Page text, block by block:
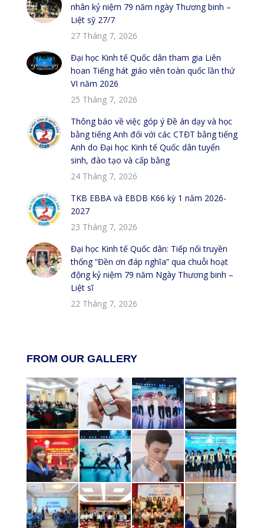
nhân kỷ niệm 79 năm ngày Thương binh –
Liệt sỹ 27/7
27 Tháng 7, 2026
Đại học Kinh tế Quốc dân tham gia Liên
hoan Tiếng hát giáo viên toàn quốc lần thứ
VI năm 2026
25 Tháng 7, 2026
Thông báo về việc góp ý Đề án dạy và học
bằng tiếng Anh đối với các CTĐT bằng tiếng
Anh do Đại học Kinh tế Quốc dân tuyển
sinh, đào tạo và cấp bằng
24 Tháng 7, 2026
TKB EBBA và EBDB K66 kỳ 1 năm 2026-
2027
23 Tháng 7, 2026
Đại học Kinh tế Quốc dân: Tiếp nối truyền
thống “Đền ơn đáp nghĩa” qua chuỗi hoạt
động kỷ niệm 79 năm Ngày Thương binh –
Liệt sĩ
22 Tháng 7, 2026
FROM OUR GALLERY